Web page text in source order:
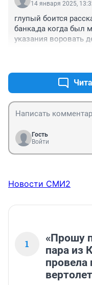
14 января 2025,
глупый боится
банка,да когда был
указания воровать
бояться.Времена
карманный.Число
резко уменьшиться.
Гость
Войти
Новости СМИ2
1
«Прошу
пара из
провела